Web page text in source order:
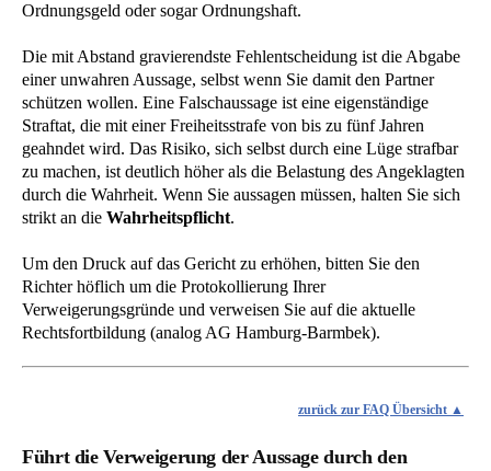
Ordnungsgeld oder sogar Ordnungshaft.
Die mit Abstand gravierendste Fehlentscheidung ist die Abgabe
einer unwahren Aussage, selbst wenn Sie damit den Partner
schützen wollen. Eine Falschaussage ist eine eigenständige
Straftat, die mit einer Freiheitsstrafe von bis zu fünf Jahren
geahndet wird. Das Risiko, sich selbst durch eine Lüge strafbar
zu machen, ist deutlich höher als die Belastung des Angeklagten
durch die Wahrheit. Wenn Sie aussagen müssen, halten Sie sich
strikt an die Wahrheitspflicht.
Um den Druck auf das Gericht zu erhöhen, bitten Sie den
Richter höflich um die Protokollierung Ihrer
Verweigerungsgründe und verweisen Sie auf die aktuelle
Rechtsfortbildung (analog AG Hamburg-Barmbek).
zurück zur FAQ Übersicht
Führt die Verweigerung der Aussage durch den